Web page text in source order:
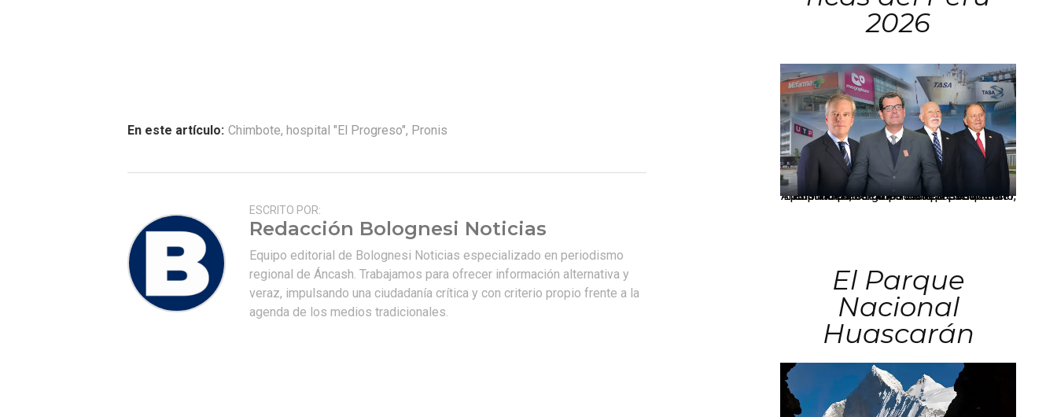
En este artículo: Chimbote, hospital "El Progreso", Pronis
ESCRITO POR:
Redacción Bolognesi Noticias
Equipo editorial de Bolognesi Noticias especializado en periodismo
regional de Áncash. Trabajamos para ofrecer información alternativa y
veraz, impulsando una ciudadanía crítica y con criterio propio frente a la
agenda de los medios tradicionales.
2026
Los principales grupos empresariales del país mantienen una fuerte presencia en Áncash mediante inversiones en comercio, educación, salud e industria pesquera.
El Parque
Nacional
Huascarán